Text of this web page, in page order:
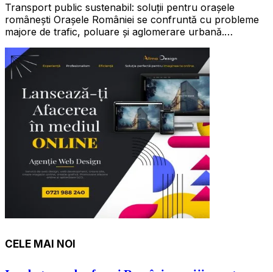
Transport public sustenabil: soluții pentru orașele
românești Orașele României se confruntă cu probleme
majore de trafic, poluare și aglomerare urbană.…
CELE MAI NOI